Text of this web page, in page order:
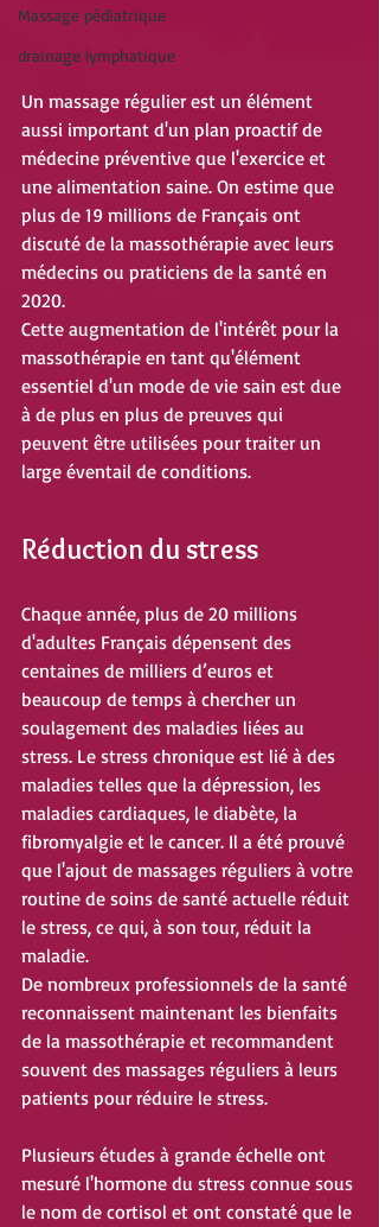
Massage pédiatrique
drainage lymphatique
Un massage régulier est un élément
aussi important d'un plan proactif de
médecine préventive que l'exercice et
une alimentation saine. On estime que
plus de 19 millions de Français ont
discuté de la massothérapie avec leurs
médecins ou praticiens de la santé en
2020.
Cette augmentation de l'intérêt pour la
massothérapie en tant qu'élément
essentiel d'un mode de vie sain est due
à de plus en plus de preuves qui
peuvent être utilisées pour traiter un
large éventail de conditions.
Réduction du stress
Chaque année, plus de 20 millions
d'adultes Français dépensent des
centaines de milliers d’euros et
beaucoup de temps à chercher un
soulagement des maladies liées au
stress. Le stress chronique est lié à des
maladies telles que la dépression, les
maladies cardiaques, le diabète, la
fibromyalgie et le cancer. Il a été prouvé
que l'ajout de massages réguliers à votre
routine de soins de santé actuelle réduit
le stress, ce qui, à son tour, réduit la
maladie.
De nombreux professionnels de la santé
reconnaissent maintenant les bienfaits
de la massothérapie et recommandent
souvent des massages réguliers à leurs
patients pour réduire le stress.
Plusieurs études à grande échelle ont
mesuré l'hormone du stress connue sous
le nom de cortisol et ont constaté que le